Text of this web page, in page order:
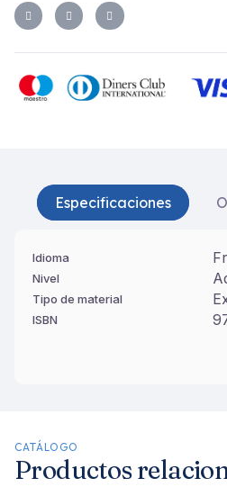
Especificaciones
Idioma
Nivel
Tipo de material
ISBN
CATÁLOGO
Productos